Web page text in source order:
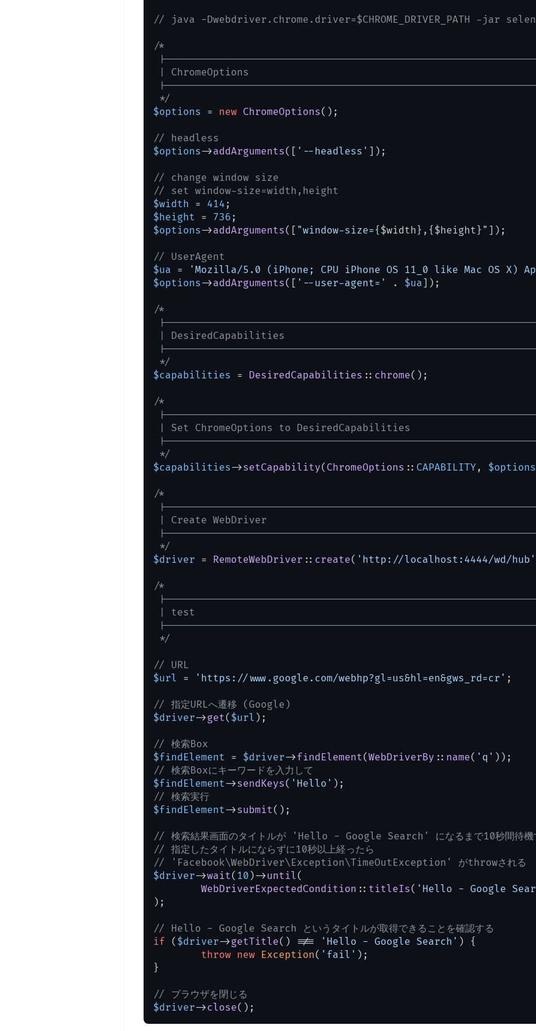
// java -Dwebdriver.chrome.driver=$CHROME_DRIVER_PATH -jar
/*
| ChromeOptions
*/
$options = new ChromeOptions();
// headless
$options->addArguments([ '--headless' ]);
// change window size
// set window-size=width,height
$width = 414
$height = 736
$options->addArguments([ "window-size={$width} , {$height} " ]);
// UserAgent
$ua =
'Mozilla/5.0 (iPhone; CPU iPhone OS 11_0 like Mac OS X)
$options->addArguments([ '--user-agent=' . $ua]);
/*
| DesiredCapabilities
*/
$capabilities = DesiredCapabilities :: chrome();
/*
| Set ChromeOptions to DesiredCapabilities
*/
$capabilities->setCapability( ChromeOptions :: CAPABILITY, $options
/*
| Create WebDriver
*/
$driver = RemoteWebDriver :: create( 'http://localhost:4444/wd/hub'
/*
| test
*/
// URL
$url = 'https://www.google.com/webhp?gl=us&hl=en&gws_rd=cr' ;
// 指定URLへ遷移 (Google)
$driver->get( $url );
// 検索Box
$findElement = $driver->findElement(WebDriverBy :: name( 'q'
// 検索Boxにキーワードを入力して
$findElement->sendKeys( 'Hello'
// 検索実行
$findElement->submit();
// 検索結果画面のタイトルが 'Hello - Google Search' になるまで10秒間待機
// 指定したタイトルにならずに10秒以上経ったら
// 'Facebook\WebDriver\Exception\TimeOutException' がthrowされる
$driver->wait( 10 )->until (
WebDriverExpectedCondition :: titleIs( 'Hello - Google
);
// Hello - Google Search というタイトルが取得できることを確認する
if ( $driver->getTitle() !== 'Hello - Google Search' ) {
throw new Exception( 'fail' );
}
// ブラウザを閉じる
$driver->close();